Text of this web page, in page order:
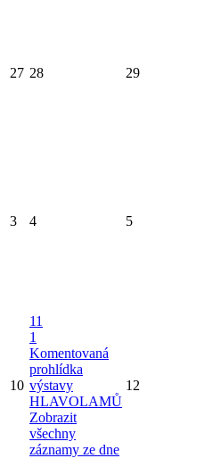
27 28 29
3 4 5
10
11
1
Komentovaná
prohlídka
výstavy
HLAVOLAMŮ
Zobrazit
všechny
záznamy ze dne
12